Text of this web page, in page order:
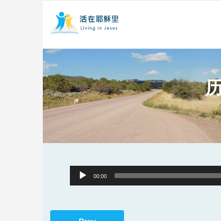
Audio
Player
00:00